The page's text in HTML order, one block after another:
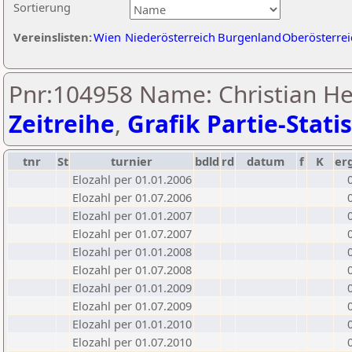
Sortierung
Vereinslisten:Wien Niederösterreich Burgenland
Pnr:104958 Name: Christian
Zeitreihe, Grafik Partie-
tnr St turnier bdld rd datum f K
Elozahl per 01.01.2006
Elozahl per 01.07.2006
Elozahl per 01.01.2007
Elozahl per 01.07.2007
Elozahl per 01.01.2008
Elozahl per 01.07.2008
Elozahl per 01.01.2009
Elozahl per 01.07.2009
Elozahl per 01.01.2010
Elozahl per 01.07.2010